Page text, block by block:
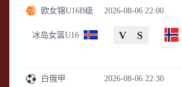
2026-08-06 22:00
欧女锦U16B级
冰岛女篮U16 V S
2026-08-06 22:30
白俄甲